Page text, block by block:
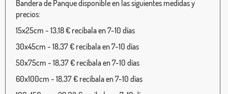
Bandera de Panque disponible en las siguientes medidas y
precios:
15x25cm - 13,18 € recíbala en 7-10 días
30x45cm - 18,37 € recíbala en 7-10 días
50x75cm - 18,37 € recíbala en 7-10 días
60x100cm - 18,37 € recíbala en 7-10 días